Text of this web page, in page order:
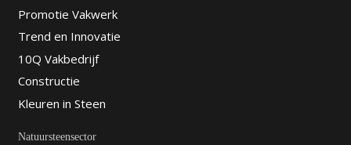
Promotie Vakwerk
Trend en Innovatie
10Q Vakbedrijf
Constructie
Kleuren in Steen
Natuursteensector